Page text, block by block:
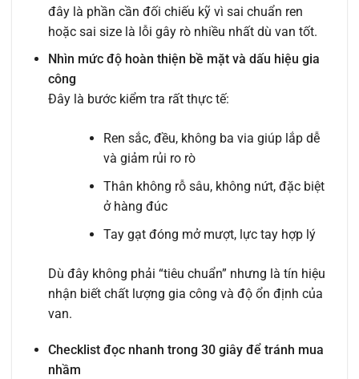
đây là phần cần đối chiếu kỹ vì sai chuẩn ren
hoặc sai size là lỗi gây rò nhiều nhất dù van tốt.
Nhìn mức độ hoàn thiện bề mặt và dấu hiệu gia
công
Đây là bước kiểm tra rất thực tế:
Ren sắc, đều, không ba via giúp lắp dễ
và giảm rủi ro rò
Thân không rỗ sâu, không nứt, đặc biệt
ở hàng đúc
Tay gạt đóng mở mượt, lực tay hợp lý
Dù đây không phải “tiêu chuẩn” nhưng là tín hiệu
nhận biết chất lượng gia công và độ ổn định của
van.
Checklist đọc nhanh trong 30 giây để tránh mua
nhầm